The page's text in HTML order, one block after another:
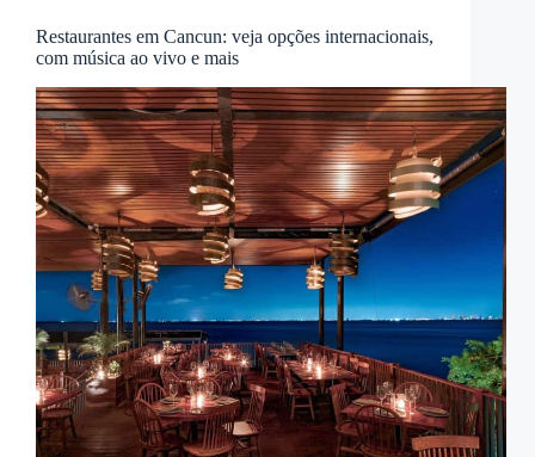
Restaurantes em Cancun: veja opções internacionais,
com música ao vivo e mais